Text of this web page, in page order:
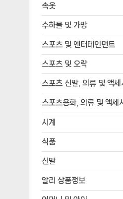
속옷
수하물 및 가방
스포츠 및 엔터테인먼트
스포츠 및 오락
스포츠 신발, 의류 및 액세
스포츠용화, 의류 및 액세
시계
식품
신발
알리 상품정보